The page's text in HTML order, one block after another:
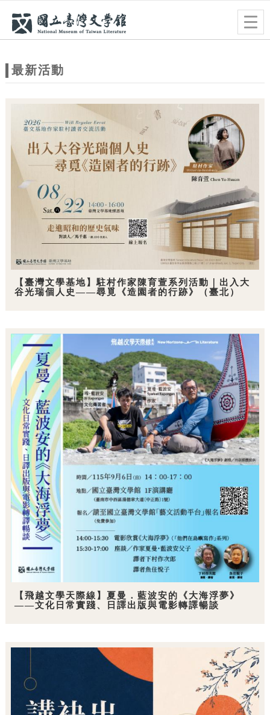
站最新活動
【臺灣文學基地】駐村作家陳育萱系列活動｜出入大
谷光瑞個人史——尋覓《造園者的行跡》（臺北）
【飛越文學天際線】夏曼．藍波安的《大海浮夢》
——文化日常實踐、日譯出版與電影轉譯暢談